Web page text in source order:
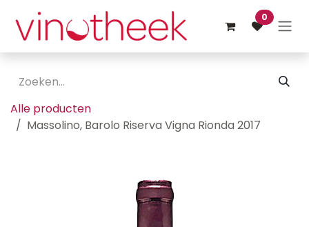
Overslaan naar inhoud
0
Alle producten
Massolino, Barolo Riserva Vigna Rionda 2017